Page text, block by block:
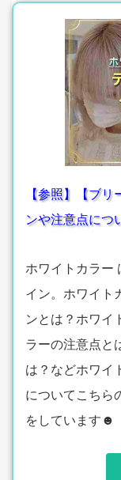
【参照】【ブ
ンや注意点につ
ホワイトカラー
イン。ホワイト
ンとは？ホワイ
ラーの注意点と
は？などホワイ
についてこちら
をしています☻